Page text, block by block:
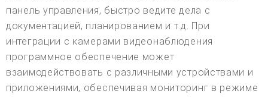
панель управления, быстро ведите дела с
документацией, планированием и т.д. При
интеграции с камерами видеонаблюдения
программное обеспечение может
взаимодействовать с различными устройствами и
приложениями, обеспечивая мониторинг в режиме